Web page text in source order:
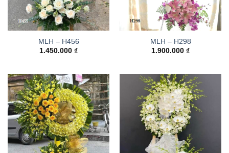
MLH – H456
1.450.000 ₫
MLH – H298
1.900.000 ₫